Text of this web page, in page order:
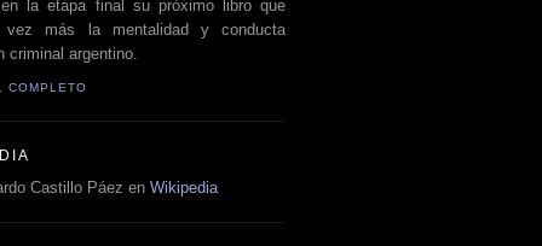
la etapa final su próximo libro que
vez más la mentalidad y conducta
criminal argentino.
COMPLETO
Castillo Páez en Wikipedia